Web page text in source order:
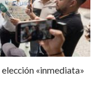
«inmediata»